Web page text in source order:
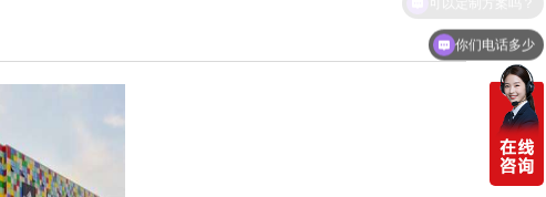
你们电话多少